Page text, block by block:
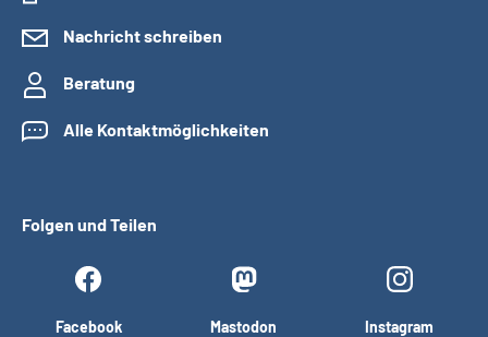
Nachricht schreiben
Beratung
Alle Kontaktmöglichkeiten
Folgen und Teilen
Facebook Mastodon Instagram